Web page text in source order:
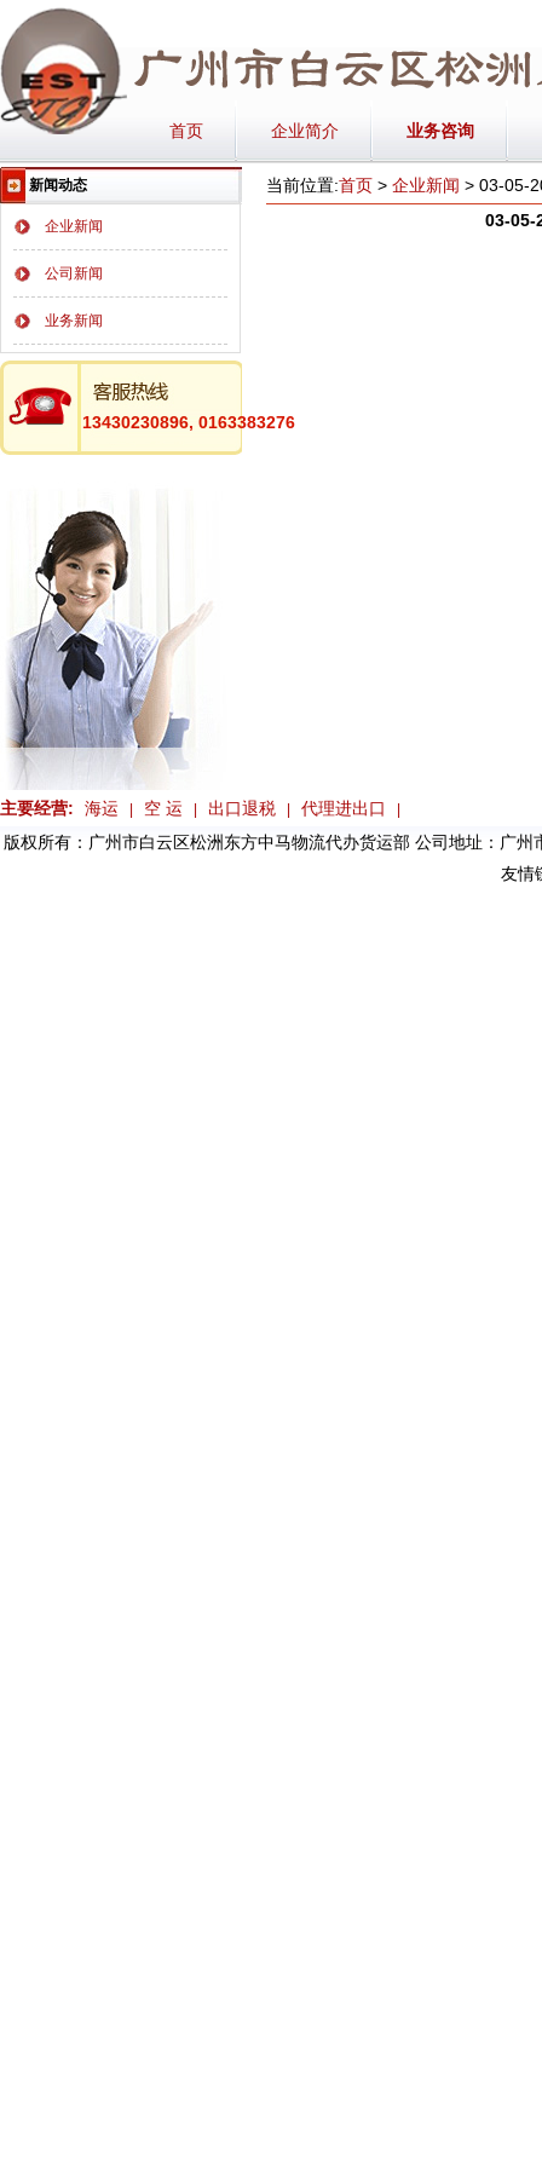
首页 企业简介 业务咨询
新闻动态
企业新闻
公司新闻
业务新闻
13430230896, 0163383276
当前位置:首页 > 企业新闻 > 03-05-
03-05-
主要经营: 海运 空 运 出口退税 代理进出口
版权所有：广州市白云区松洲东方中马物流代办货运部 公司地址：广
友情